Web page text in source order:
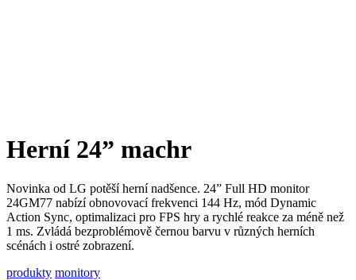
Herní 24” machr
Novinka od LG potěší herní nadšence. 24” Full HD monitor
24GM77 nabízí obnovovací frekvenci 144 Hz, mód Dynamic
Action Sync, optimalizaci pro FPS hry a rychlé reakce za méně než
1 ms. Zvládá bezproblémově černou barvu v různých herních
scénách i ostré zobrazení.
produkty monitory